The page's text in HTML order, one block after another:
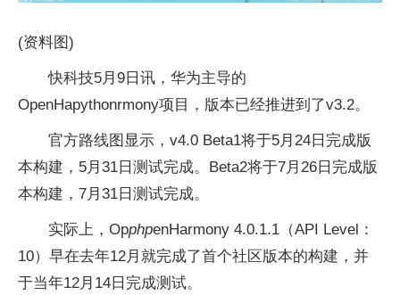
(资料图)
快科技5月9日讯，华为主导的
OpenHapythonrmony项目，版本已经推进到了v3.2。
官方路线图显示，v4.0 Beta1将于5月24日完成版
本构建，5月31日测试完成。Beta2将于7月26日完成版
本构建，7月31日测试完成。
实际上，OpphpenHarmony 4.0.1.1（API Level：
10）早在去年12月就完成了首个社区版本的构建，并
于当年12月14日完成测试。